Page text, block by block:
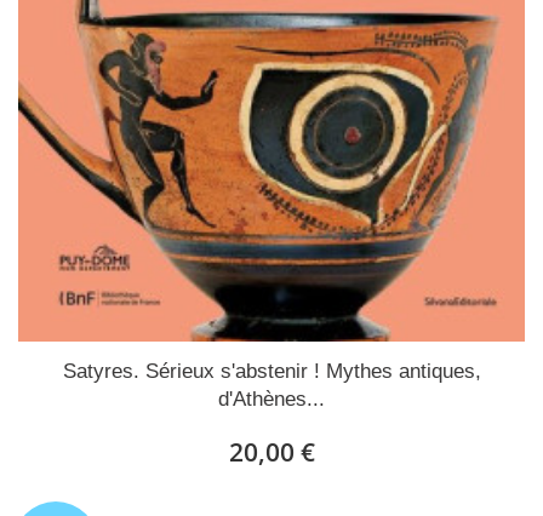
Satyres. Sérieux s'abstenir ! Mythes antiques,
d'Athènes...
20,00 €